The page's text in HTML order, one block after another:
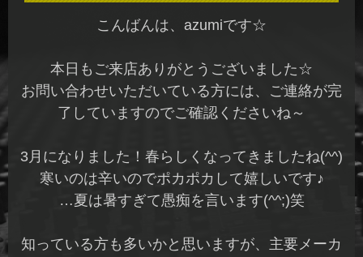
こんばんは、azumiです☆
本日もご来店ありがとうございました☆
お問い合わせいただいている方には、ご連絡が完
了していますのでご確認くださいね～
3月になりました！春らしくなってきましたね(^^)
寒いのは辛いのでポカポカして嬉しいです♪
…夏は暑すぎて愚痴を言います(^^;)笑
知っている方も多いかと思いますが、主要メーカ